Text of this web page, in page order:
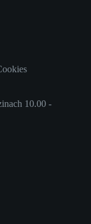
10.00 -